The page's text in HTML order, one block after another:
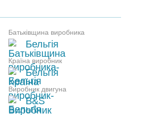
Батьківщина виробника
Бельгія
Країна виробник
Бельгія
Виробник двигуна
B&S